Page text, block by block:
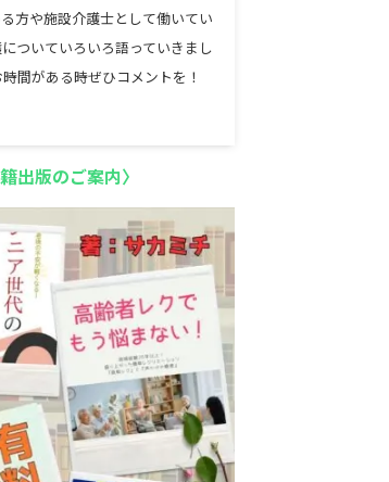
方や施設介護士として働いてい
ついていろいろ語っていきまし
間がある時ぜひコメントを！
出版のご案内〉